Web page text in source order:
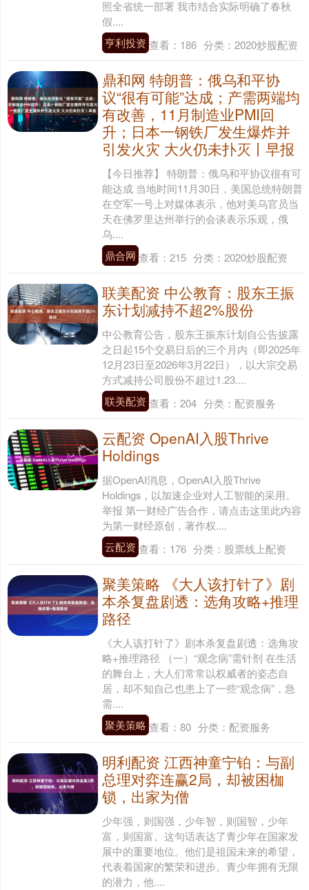
照全省统一部署 我市结合实际明确了春秋
假....
亨利投资 查看： 186 分类： 2020炒股配资
鼎和网 特朗普：俄乌和平协
议“很有可能”达成；产需两端均
有改善，11月制造业PMI回
升；日本一钢铁厂发生爆炸并
引发火灾 大火仍未扑灭丨早报
【今日推荐】 特朗普：俄乌和平协议很有可
能达成 当地时间11月30日，美国总统特朗普
在空军一号上对媒体表示，他对美乌官员当
天在佛罗里达州举行的会谈表示乐观，俄
乌....
鼎合网 查看： 215 分类： 2020炒股配资
联美配资 中公教育：股东王振
东计划减持不超2%股份
中公教育公告，股东王振东计划自公告披露
之日起15个交易日后的三个月内（即2025年
12月23日至2026年3月22日），以大宗交易
方式减持公司股份不超过1.23....
联美配资 查看： 204 分类： 配资服务
云配资 OpenAI入股Thrive
Holdings
据OpenAI消息，OpenAI入股Thrive
Holdings，以加速企业对人工智能的采用。
举报 第一财经广告合作，请点击这里此内容
为第一财经原创，著作权....
云配资 查看： 176 分类： 股票线上配资
聚美策略 《大人该打针了》剧
本杀复盘剧透：选角攻略+推理
路径
《大人该打针了》剧本杀复盘剧透：选角攻
略+推理路径 （一）“观念病”需针剂 在生活
的舞台上，大人们常常以权威者的姿态自
居，却不知自己也患上了一些“观念病”，急
需....
聚美策略 查看： 80 分类： 配资服务
明利配资 江西神童宁铂：与副
总理对弈连赢2局，却被困枷
锁，出家为僧
少年强，则国强，少年智，则国智，少年
富，则国富。这句话表达了青少年在国家发
展中的重要地位。他们是祖国未来的希望，
代表着国家的繁荣和进步。青少年拥有无限
的潜力，他....